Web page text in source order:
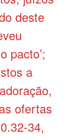
deste
pacto’;
a
ofertas
34,